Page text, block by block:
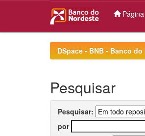
DSpace - BNB - Banco
Pesquisar
Pesquisar:
por